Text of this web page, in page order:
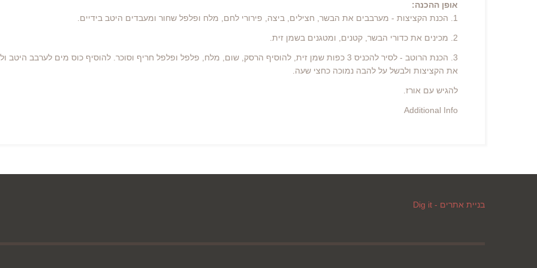
אופן ההכנה:
1. הכנת הקציצות - מערבבים את הבשר, חצילים, ביצה, פירורי לחם, מלח ופלפל שחור ומעבדים היטב בידיים.
2. מכינים את כדורי הבשר, קטנים, ומטגנים בשמן זית.
3. הכנת הרוטב - לסיר להכניס 3 כפות שמן זית, להוסיף הרסק, שום, מלח, פלפל ופלפל חריף וסוכר. להוסיף כוס מים לערבב
את הקציצות ולבשל על להבה נמוכה כחצי שעה.
להגיש עם אורז.
Additional Info
בניית אתרים - Dig it